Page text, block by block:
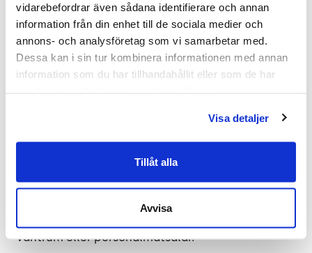
vidarebefordrar även sådana identifierare och annan
information från din enhet till de sociala medier och
annons- och analysföretag som vi samarbetar med.
Dessa kan i sin tur kombinera informationen med annan
information som du har tillhandahållit eller som de har
Visa detaljer
Tillåt alla
Avvisa
Monolite är en fåtölj som kombinerar komfort med
en modern estetik. Den har utformats för att ge
ett stödjande men samtidigt avslappnat sittande.
Tack vare den högre sitthöjden och det mindre
Fåtöljen har en smart design med öppen
utformning mellan sits och rygg vilket gör den
enkel att rengöra. Detta gör den idealisk för
väntrum eller personalmatsalar.